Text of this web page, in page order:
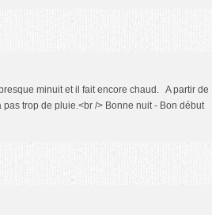
minuit et il fait encore chaud. A partir de
trop de pluie.<br /> Bonne nuit - Bon début